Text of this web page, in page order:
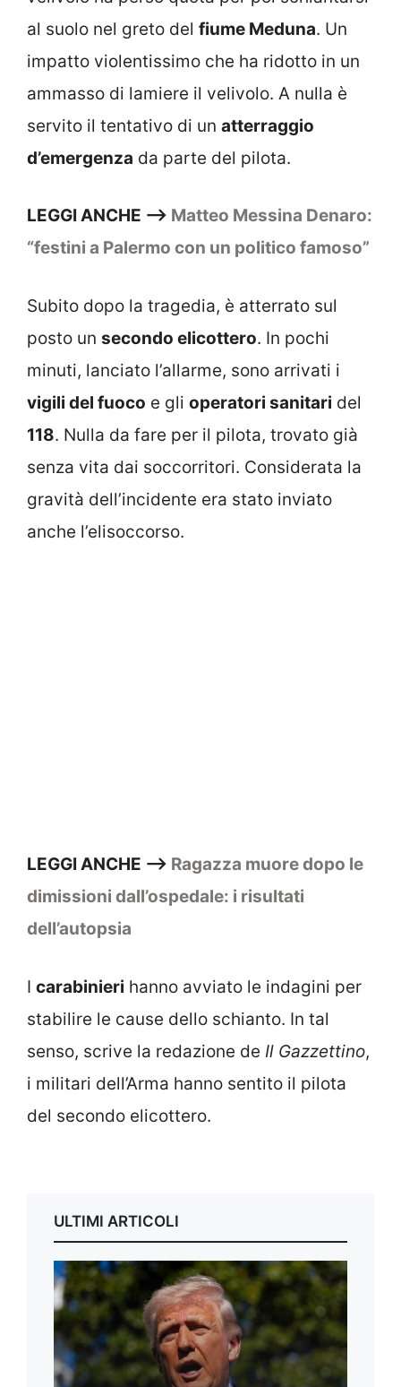
al suolo nel greto del fiume Meduna. Un
impatto violentissimo che ha ridotto in un
ammasso di lamiere il velivolo. A nulla è
servito il tentativo di un atterraggio
d’emergenza da parte del pilota.
LEGGI ANCHE —> Matteo Messina Denaro:
“festini a Palermo con un politico famoso”
Subito dopo la tragedia, è atterrato sul
posto un secondo elicottero. In pochi
minuti, lanciato l’allarme, sono arrivati i
vigili del fuoco e gli operatori sanitari del
118. Nulla da fare per il pilota, trovato già
senza vita dai soccorritori. Considerata la
gravità dell’incidente era stato inviato
anche l’elisoccorso.
LEGGI ANCHE —> Ragazza muore dopo le
dimissioni dall’ospedale: i risultati
dell’autopsia
I carabinieri hanno avviato le indagini per
stabilire le cause dello schianto. In tal
senso, scrive la redazione de Il Gazzettino,
i militari dell’Arma hanno sentito il pilota
del secondo elicottero.
ULTIMI ARTICOLI